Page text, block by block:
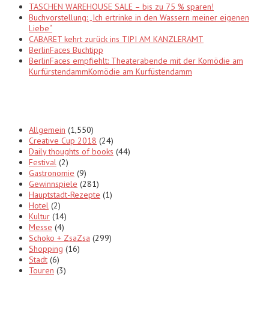
TASCHEN WAREHOUSE SALE – bis zu 75 % sparen!
Buchvorstellung: „Ich ertrinke in den Wassern meiner eigenen
Liebe“
CABARET kehrt zurück ins TIPI AM KANZLERAMT
BerlinFaces Buchtipp
BerlinFaces empfiehlt: Theaterabende mit der Komödie am
KurfürstendammKomödie am Kurfüstendamm
Allgemein (1,550)
Creative Cup 2018 (24)
Daily thoughts of books (44)
Festival (2)
Gastronomie (9)
Gewinnspiele (281)
Hauptstadt-Rezepte (1)
Hotel (2)
Kultur (14)
Messe (4)
Schoko + ZsaZsa (299)
Shopping (16)
Stadt (6)
Touren (3)